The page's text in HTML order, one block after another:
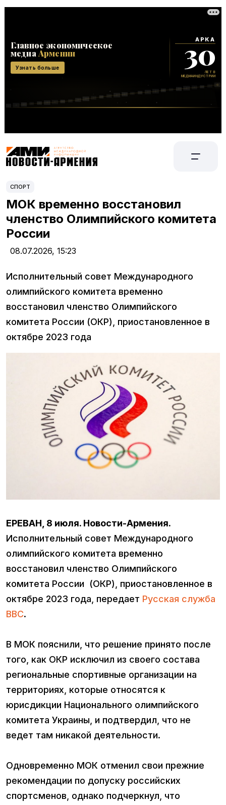
СПОРТ
МОК временно восстановил
членство Олимпийского комитета
России
08.07.2026, 15:23
Исполнительный совет Международного
олимпийского комитета временно
восстановил членство Олимпийского
комитета России (ОКР), приостановленное в
октябре 2023 года
ЕРЕВАН, 8 июля. Новости-Армения.
Исполнительный совет Международного
олимпийского комитета временно
восстановил членство Олимпийского
комитета России (ОКР), приостановленное в
октябре 2023 года, передает Русская служба
BBC.
В МОК пояснили, что решение принято после
того, как ОКР исключил из своего состава
региональные спортивные организации на
территориях, которые относятся к
юрисдикции Национального олимпийского
комитета Украины, и подтвердил, что не
ведет там никакой деятельности.
Одновременно МОК отменил свои прежние
рекомендации по допуску российских
спортсменов, однако подчеркнул, что